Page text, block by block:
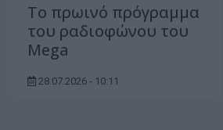
To πρωινό πρόγραμμα
του ραδιοφώνου του
Mega
28.07.2026 - 10:11